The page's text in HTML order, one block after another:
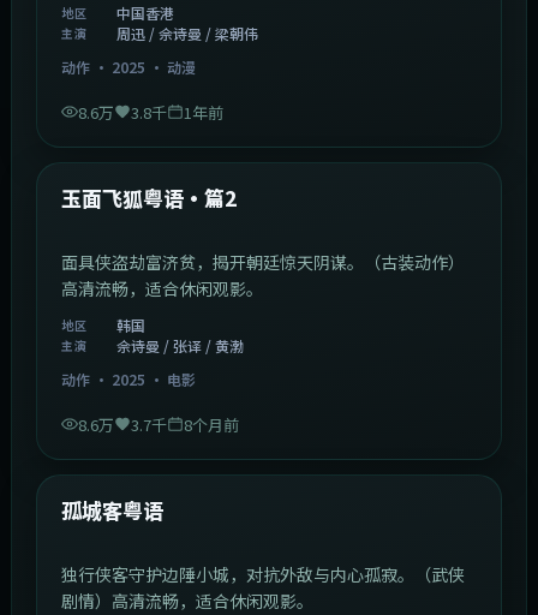
地区 中国香港
主演
周迅 / 佘诗曼 / 梁朝伟
动作· 2025 · 动漫
8.6万 3.8千 1年前
热门
玉面飞狐粤语·篇2
面具侠盗劫富济贫，揭开朝廷惊天阴谋。（古装动作）
高清流畅，适合休闲观影。
地区 韩国
主演
佘诗曼 / 张译 / 黄渤
动作· 2025 · 电影
8.6万 3.7千 8个月前
热门
孤城客粤语
独行侠客守护边陲小城，对抗外敌与内心孤寂。（武侠
剧情）高清流畅，适合休闲观影。